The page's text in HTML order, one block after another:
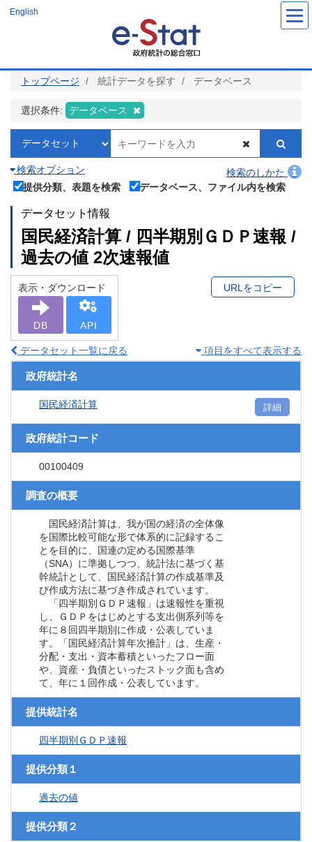
ツ
English
トップページ 統計データを探す データベース
選択条件: データベース
検索オプション
検索のしかた
提供分類、表題を検索
データベース、ファイル内を検索
データセット情報
国民経済計算 / 四半期別ＧＤＰ速報 /
過去の値 2次速報値
表示・ダウンロード
DB API
URLをコピー
データセット一覧に戻る 項目をすべて表示する
政府統計名
国民経済計算 詳細
政府統計コード
00100409
調査の概要
国民経済計算は、我が国の経済の全体像
を国際比較可能な形で体系的に記録するこ
とを目的に、国連の定める国際基準
（SNA）に準拠しつつ、統計法に基づく基
幹統計として、国民経済計算の作成基準及
び作成方法に基づき作成されています。
「四半期別ＧＤＰ速報」は速報性を重視
し、ＧＤＰをはじめとする支出側系列等を
年に８回四半期別に作成・公表していま
す。「国民経済計算年次推計」は、生産・
分配・支出・資本蓄積といったフロー面
や、資産・負債といったストック面も含め
て、年に１回作成・公表しています。
提供統計名
四半期別ＧＤＰ速報
提供分類１
過去の値
提供分類２